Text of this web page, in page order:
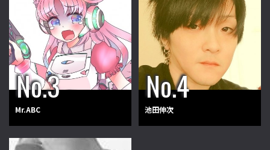
Mr.ABC 池田伸次